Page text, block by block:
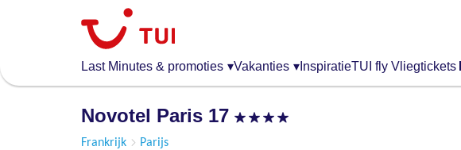
algemene
Last Minutes & promoties ▾Vakanties ▾ InspiratieTUI fly Vliegtickets
Novotel Paris 17
Frankrijk Parijs